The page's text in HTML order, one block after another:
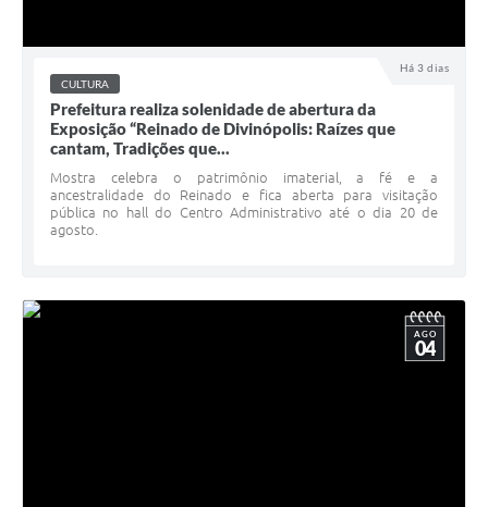
Há 3 dias
CULTURA
Prefeitura realiza solenidade de abertura da
Exposição “Reinado de Divinópolis: Raízes que
cantam, Tradições que...
Mostra celebra o patrimônio imaterial, a fé e a
ancestralidade do Reinado e fica aberta para visitação
pública no hall do Centro Administrativo até o dia 20 de
agosto.
AGO
04